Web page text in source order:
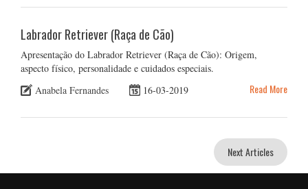
Labrador Retriever (Raça de Cão)
Apresentação do Labrador Retriever (Raça de Cão): Origem,
aspecto físico, personalidade e cuidados especiais.
Anabela Fernandes
16-03-2019 Read More
Next Articles